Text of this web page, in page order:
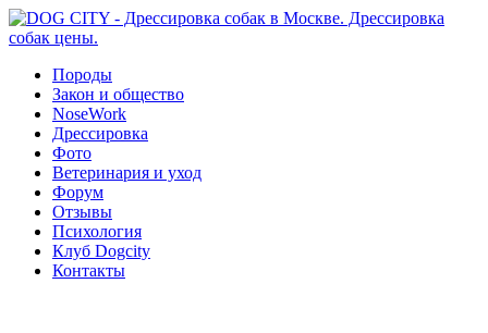
Породы
Закон и общество
NoseWork
Дрессировка
Фото
Ветеринария и уход
Форум
Отзывы
Психология
Клуб Dogcity
Контакты